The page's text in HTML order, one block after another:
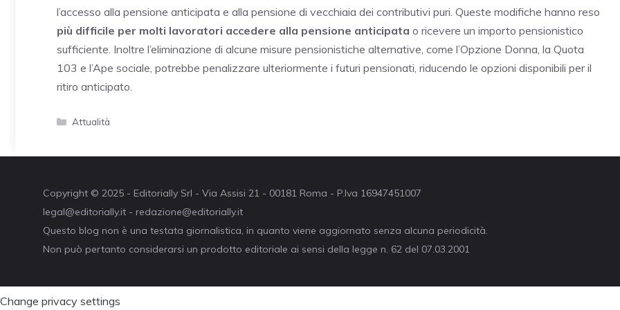
l’accesso alla pensione anticipata e alla pensione di vecchiaia dei contributivi puri. Queste modifiche hanno reso
più difficile per molti lavoratori accedere alla pensione anticipata o ricevere un importo pensionistico
sufficiente. Inoltre l’eliminazione di alcune misure pensionistiche alternative, come l’Opzione Donna, la Quota
103 e l’Ape sociale, potrebbe penalizzare ulteriormente i futuri pensionati, riducendo le opzioni disponibili per il
ritiro anticipato.
Categorie
Attualità
Copyright © 2025 - Editorially Srl - Via Assisi 21 - 00181 Roma - P.Iva 16947451007
legal@editorially.it - redazione@editorially.it
Questo blog non è una testata giornalistica, in quanto viene aggiornato senza alcuna periodicità.
Non può pertanto considerarsi un prodotto editoriale ai sensi della legge n. 62 del 07.03.2001
Change privacy settings